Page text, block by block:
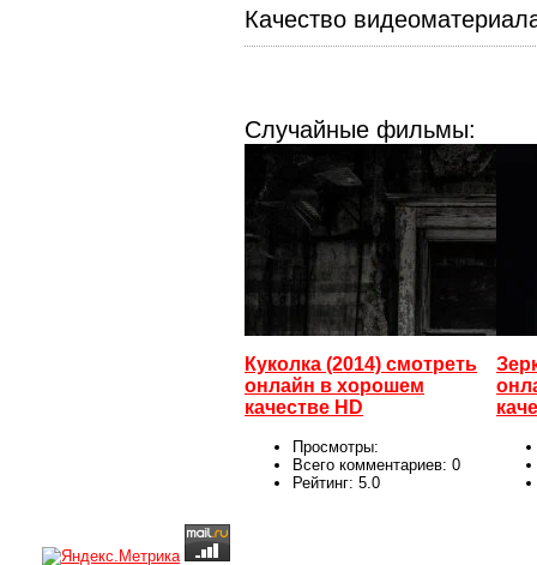
Качество
Случайные фильмы:
Куколка (2014) смотреть
онлайн в хорошем
качестве HD
Просмотры:
Всего комментариев: 0
Рейтинг: 5.0